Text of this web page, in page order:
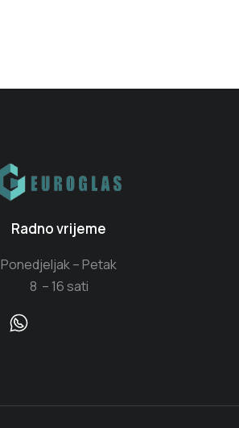
Radno vrijeme
Ponedjeljak – Petak
8 – 16 sati